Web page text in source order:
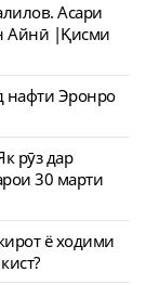
Асари
Айнӣ |Қисми
нафти Эронро
рӯз дар
30 марти
ё ходими